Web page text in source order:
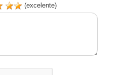
(excelente)